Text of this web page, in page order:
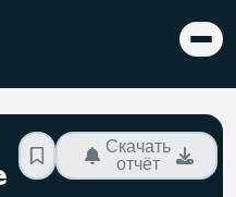
Скачать
отчёт